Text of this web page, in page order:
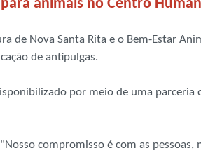
animais no Centro
de Nova Santa Rita e o Bem-Estar
de antipulgas.
por meio de uma
compromisso é com as pessoas,